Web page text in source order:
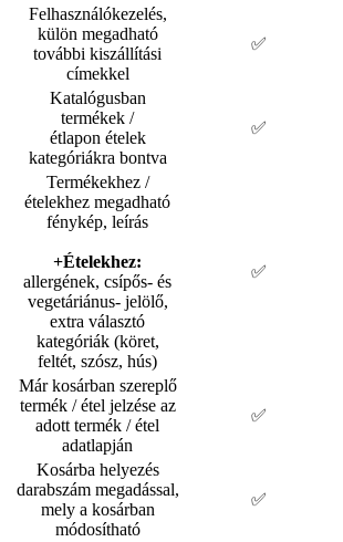
Felhasználókezelés,
külön megadható
további kiszállítási
címekkel
✅
Katalógusban
termékek /
étlapon ételek
kategóriákra bontva
✅
Termékekhez /
ételekhez megadható
fénykép, leírás
+Ételekhez:
allergének, csípős- és
vegetáriánus- jelölő,
extra választó
kategóriák (köret,
feltét, szósz, hús)
✅
Már kosárban szereplő
termék / étel jelzése az
adott termék / étel
adatlapján
✅
Kosárba helyezés
darabszám megadással,
mely a kosárban
módosítható
✅